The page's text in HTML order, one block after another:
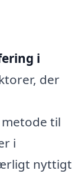
i
der
til
i
nyttigt